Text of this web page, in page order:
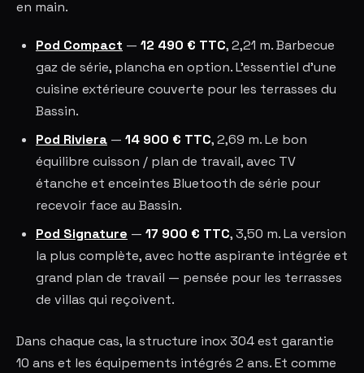
en main.
Pod Compact — 12 490 € TTC, 2,21 m. Barbecue
gaz de série, plancha en option. L'essentiel d'une
cuisine extérieure couverte pour les terrasses du
Bassin.
Pod Riviera — 14 900 € TTC, 2,69 m. Le bon
équilibre cuisson / plan de travail, avec TV
étanche et enceintes Bluetooth de série pour
recevoir face au Bassin.
Pod Signature — 17 900 € TTC, 3,50 m. La version
la plus complète, avec hotte aspirante intégrée et
grand plan de travail — pensée pour les terrasses
de villas qui reçoivent.
Dans chaque cas, la structure inox 304 est garantie
10 ans et les équipements intégrés 2 ans. Et comme